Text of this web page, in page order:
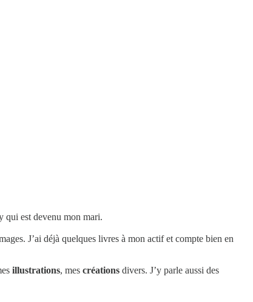
qui est devenu mon mari.
J’ai déjà quelques livres à mon actif et compte bien en
illustrations, mes créations divers. J’y parle aussi des